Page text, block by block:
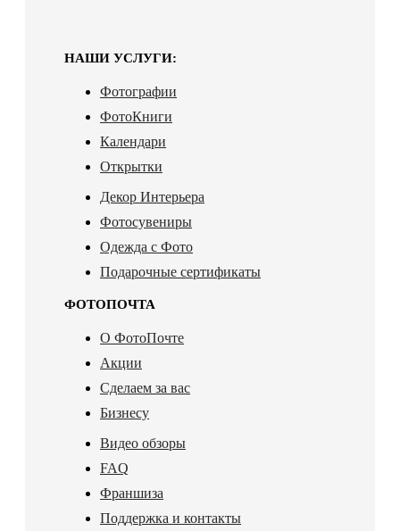
НАШИ УСЛУГИ:
Фотографии
ФотоКниги
Календари
Открытки
Декор Интерьера
Фотосувениры
Одежда с Фото
Подарочные сертификаты
ФОТОПОЧТА
О ФотоПочте
Акции
Сделаем за вас
Бизнесу
Видео обзоры
FAQ
Франшиза
Поддержка и контакты